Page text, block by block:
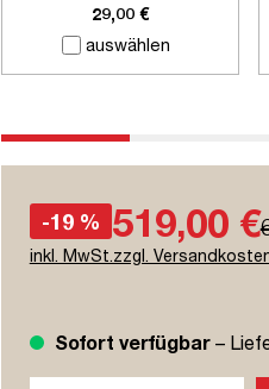
auswählen
29,00 €
-19 % 519,00 €
inkl. MwSt.zzgl.
Sofort verfügbar–